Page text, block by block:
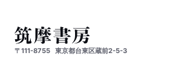
〒111-8755 東京都台東区蔵前2-5-3